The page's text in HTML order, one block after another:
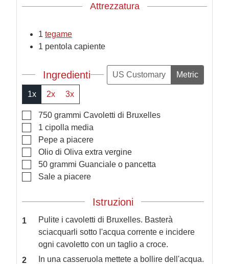
Attrezzatura
1 tegame
1 pentola capiente
Ingredienti US Customary Metric
1x 2x 3x
▢
750 grammi Cavoletti di Bruxelles
▢
1 cipolla media
▢
Pepe a piacere
▢
Olio di Oliva extra vergine
▢
50 grammi Guanciale o pancetta
▢
Sale a piacere
Istruzioni
Pulite i cavoletti di Bruxelles. Basterà
sciacquarli sotto l'acqua corrente e incidere
ogni cavoletto con un taglio a croce.
In una casseruola mettete a bollire dell'acqua.